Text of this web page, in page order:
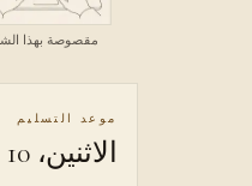
مقصوصة بهذا
موعد التسليم
الاثنين، 10 أغسطس